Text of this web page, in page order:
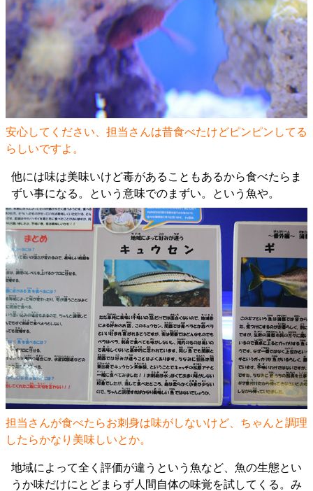
安心してください、担当さんは昔食べたけどピンピンしてる
らしいですよ。
他には味は美味いけど毒があることもあるから食べたらま
ずい事になる。という意味でのまずい。という魚や。
担当さんが食べたらお刺身は味がしないけど、ちゃんと調理
したらかなり美味しいとか。
地域によって全く評価が違うという魚など、魚の生態とい
うか味だけにとどまらず人間自体の味覚を試してくる。み